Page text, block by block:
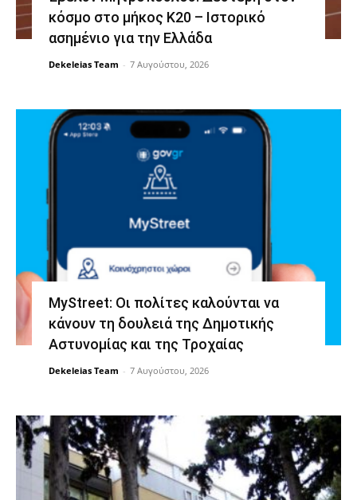
κόσμο στο μήκος Κ20 – Ιστορικό
ασημένιο για την Ελλάδα
Dekeleias Team - 7 Αυγούστου, 2026
MyStreet: Οι πολίτες καλούνται να
κάνουν τη δουλειά της Δημοτικής
Αστυνομίας και της Τροχαίας
Dekeleias Team - 7 Αυγούστου, 2026